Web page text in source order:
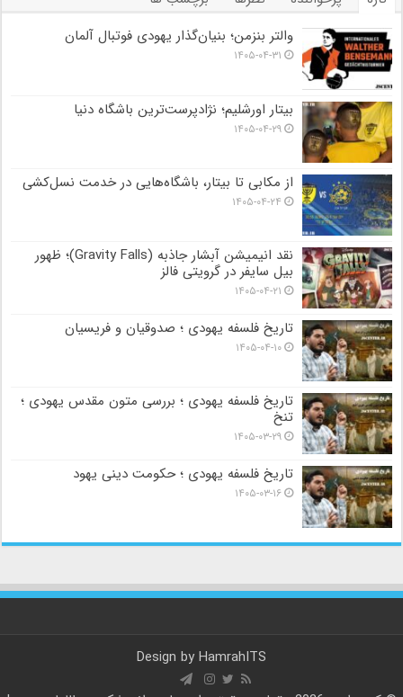
والتر بنزمن؛ بنیان‌گذار یهودی فوتبال آلمان
۱۴۰۵-۰۴-۳۱
بیتار اورشلیم؛ نژادپرست‌ترین باشگاه دنیا
۱۴۰۵-۰۴-۲۹
از مکابی تا بیتار، باشگاه‌هایی در خدمت نسل‌کشی
۱۴۰۵-۰۴-۲۴
نقد انیمیشن آبشار جاذبه (Gravity Falls)؛ ظهور
بیل سایفر در گرویتی فالز
۱۴۰۵-۰۴-۲۱
تاریخ فلسفه یهودی ؛ صدوقیان و فریسیان
۱۴۰۵-۰۴-۱۰
تاریخ فلسفه یهودی ؛ بررسی متون مقدس یهودی ؛
تنخ
۱۴۰۵-۰۳-۲۹
تاریخ فلسفه یهودی ؛ حکومت دینی یهود
۱۴۰۵-۰۳-۱۶
Design by HamrahITS